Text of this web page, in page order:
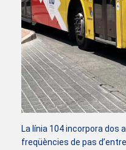
La línia 104 incorpora dos
freqüències de pas